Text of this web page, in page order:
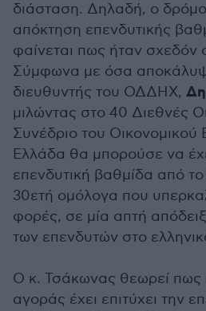
διάσταση. Δηλαδή, ο
απόκτηση επενδυτικής
φαίνεται πως ήταν σχεδόν
Σύμφωνα με όσα
διευθυντής του ΟΔΔΗΧ,
μιλώντας στο 40 Διεθνές
Συνέδριο του Οικονομικού
Ελλάδα θα μπορούσε να
επενδυτική βαθμίδα από
30ετή ομόλογα που
φορές, σε μία απτή
των επενδυτών στο
Ο κ. Τσάκωνας θεωρεί πως
αγοράς έχει επιτύχει την